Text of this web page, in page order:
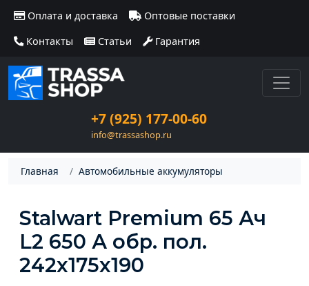
Оплата и доставка
Оптовые поставки
Контакты
Статьи Гарантия
+7 (925) 177-00-60
info@trassashop.ru
Главная Автомобильные аккумуляторы
Stalwart Premium 65 Ач
L2 650 А обр. пол.
242x175x190